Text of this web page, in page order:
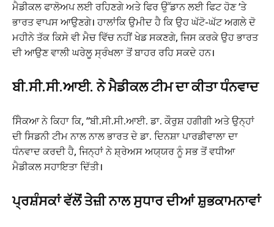
ਮੈਡੀਕਲ ਫਾਲੋਅਪ ਲਈ ਰਹਿਣਗੇ ਅਤੇ ਫਿਰ ਉੱਡਾਨ ਲਈ ਫਿਟ ਹੋਣ ‘ਤੇ
ਭਾਰਤ ਵਾਪਸ ਆਉਣਗੇ। ਹਾਲਾਂਕਿ ਉਮੀਦ ਹੈ ਕਿ ਉਹ ਘੱਟੋ-ਘੱਟ ਅਗਲੇ ਦੋ
ਮਹੀਨੇ ਤੱਕ ਕਿਸੇ ਵੀ ਮੈਚ ਵਿੱਚ ਨਹੀਂ ਖੇਡ ਸਕਣਗੇ, ਜਿਸ ਕਰਕੇ ਉਹ ਭਾਰਤ
ਦੀ ਆਉਣ ਵਾਲੀ ਘਰੇਲੂ ਸ੍ਰੰਖਲਾ ਤੋਂ ਬਾਹਰ ਰਹਿ ਸਕਦੇ ਹਨ।
ਬੀ.ਸੀ.ਸੀ.ਆਈ. ਨੇ ਮੈਡੀਕਲ ਟੀਮ ਦਾ ਕੀਤਾ ਧੰਨਵਾਦ
ਸੈਿਕਆ ਨੇ ਕਿਹਾ ਕਿ, “ਬੀ.ਸੀ.ਸੀ.ਆਈ. ਡਾ. ਕੌਰੁਸ਼ ਹਗੀਗੀ ਅਤੇ ਉਨ੍ਹਾਂ
ਦੀ ਸਿਡਨੀ ਟੀਮ ਨਾਲ ਨਾਲ ਭਾਰਤ ਦੇ ਡਾ. ਦਿਨਸ਼ਾ ਪਾਰਡੀਵਾਲਾ ਦਾ
ਧੰਨਵਾਦ ਕਰਦੀ ਹੈ, ਜਿਨ੍ਹਾਂ ਨੇ ਸ਼੍ਰੇਅਸ ਅਯ੍ਯਰ ਨੂੰ ਸਭ ਤੋਂ ਵਧੀਆ
ਮੈਡੀਕਲ ਸਹਾਇਤਾ ਦਿੱਤੀ।
ਪ੍ਰਸ਼ੰਸਕਾਂ ਵੱਲੋਂ ਤੇਜ਼ੀ ਨਾਲ ਸੁਧਾਰ ਦੀਆਂ ਸ਼ੁਭਕਾਮਨਾਵਾਂ